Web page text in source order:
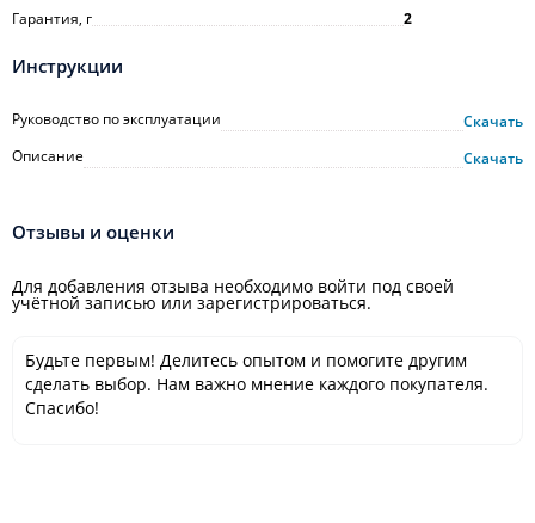
Гарантия, г
2
Инструкции
Руководство по эксплуатации
Скачать
Описание
Скачать
Отзывы и оценки
Для добавления отзыва необходимо войти под своей
учётной записью или зарегистрироваться.
Будьте первым! Делитесь опытом и помогите другим
сделать выбор. Нам важно мнение каждого покупателя.
Спасибо!